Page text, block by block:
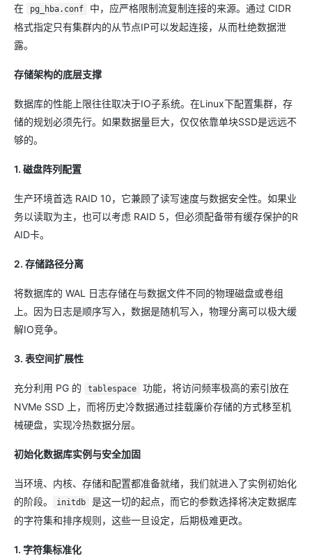
在 pg_hba.conf
中，应严格限制流复制连接的来源。通过 CIDR
格式指定只有集群内的从节点IP可以发起连接，从而杜绝数据泄
露。
存储架构的底层支撑
数据库的性能上限往往取决于IO子系统。在Linux下配置集群，存
储的规划必须先行。如果数据量巨大，仅仅依靠单块SSD是远远不
够的。
1. 磁盘阵列配置
生产环境首选 RAID 10，它兼顾了读写速度与数据安全性。如果业
务以读取为主，也可以考虑 RAID 5，但必须配备带有缓存保护的R
AID卡。
2. 存储路径分离
将数据库的 WAL 日志存储在与数据文件不同的物理磁盘或卷组
上。因为日志是顺序写入，数据是随机写入，物理分离可以极大缓
解IO竞争。
3. 表空间扩展性
充分利用 PG 的 tablespace
功能，将访问频率极高的索引放在
NVMe SSD 上，而将历史冷数据通过挂载廉价存储的方式移至机
械硬盘，实现冷热数据分层。
初始化数据库实例与安全加固
当环境、内核、存储和配置都准备就绪，我们就进入了实例初始化
的阶段。
initdb
是这一切的起点，而它的参数选择将决定数据库
的字符集和排序规则，这些一旦设定，后期极难更改。
1. 字符集标准化